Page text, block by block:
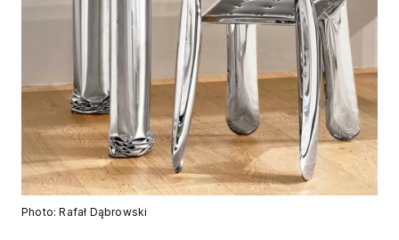
Photo: Rafał Dąbrowski